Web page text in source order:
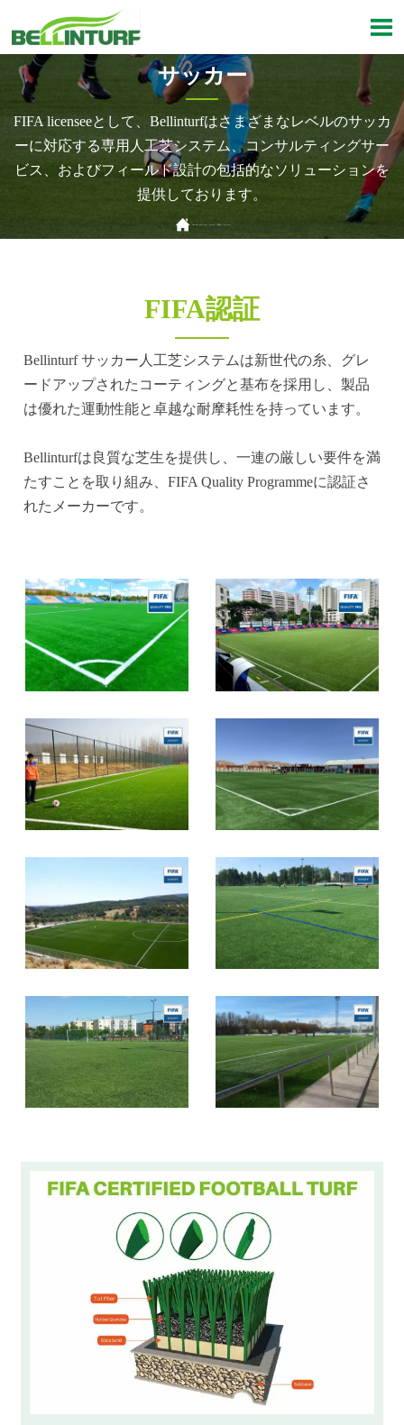

サッカー
FIFA licenseeとして、Bellinturfはさまざまなレベルのサッカ
ーに対応する専用人工芝システム、コンサルティングサー
ビス、およびフィールド設計の包括的なソリューションを
提供しております。

FIFA認証
Bellinturf サッカー人工芝システムは新世代の糸、グレ
ードアップされたコーティングと基布を採用し、製品
は優れた運動性能と卓越な耐摩耗性を持っています。
Bellinturfは良質な芝生を提供し、一連の厳しい要件を満
たすことを取り組み、FIFA Quality Programmeに認証さ
れたメーカーです。